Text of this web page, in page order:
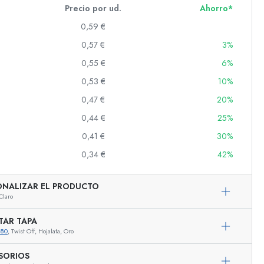
Precio por ud.
Ahorro*
0,59 €
0,57 €
3%
0,55 €
6%
0,53 €
10%
0,47 €
20%
0,44 €
25%
0,41 €
30%
0,34 € 42%
EL PRODUCTO
TAPA
, Twist Off, Hojalata, Oro